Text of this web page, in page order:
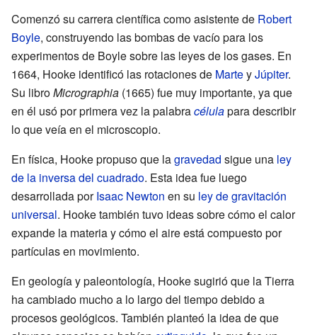
Comenzó su carrera científica como asistente de Robert
Boyle, construyendo las bombas de vacío para los
experimentos de Boyle sobre las leyes de los gases. En
1664, Hooke identificó las rotaciones de MarteyJúpiter.
Su libroMicrographia (1665) fue muy importante, ya que
en él usó por primera vez la palabracélulapara describir
lo que veía en el microscopio.
En física, Hooke propuso que lagravedad sigue una ley
de la inversa del cuadrado. Esta idea fue luego
desarrollada porIsaac Newton en su ley de gravitación
universal. Hooke también tuvo ideas sobre cómo el calor
expande la materia y cómo el aire está compuesto por
partículas en movimiento.
En geología y paleontología, Hooke sugirió que la Tierra
ha cambiado mucho a lo largo del tiempo debido a
procesos geológicos. También planteó la idea de que